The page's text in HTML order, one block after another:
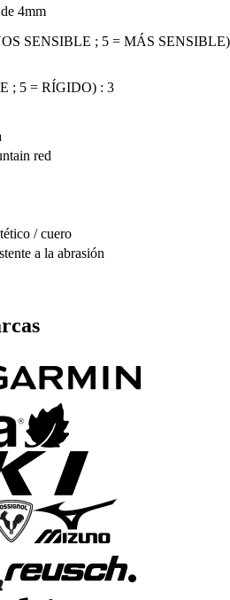
4mm
SENSIBLE ; 5 = MÁS SENSIBLE)
; 5 = RÍGIDO) : 3
red
/ cuero
a la abrasión